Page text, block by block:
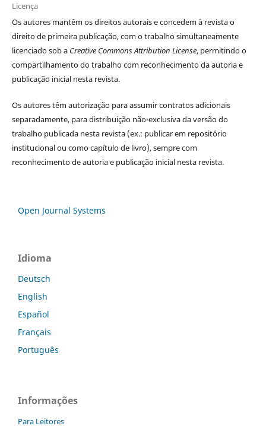
Licença
Os autores mantêm os direitos autorais e concedem à revista o
direito de primeira publicação, com o trabalho simultaneamente
licenciado sob a Creative Commons Attribution License, permitindo o
compartilhamento do trabalho com reconhecimento da autoria e
publicação inicial nesta revista.
Os autores têm autorização para assumir contratos adicionais
separadamente, para distribuição não-exclusiva da versão do
trabalho publicada nesta revista (ex.: publicar em repositório
institucional ou como capítulo de livro), sempre com
reconhecimento de autoria e publicação inicial nesta revista.
Open Journal Systems
Idioma
Deutsch
English
Español
Français
Português
Informações
Para Leitores